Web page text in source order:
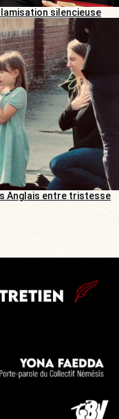
silencieuse
Anglais entre tristesse